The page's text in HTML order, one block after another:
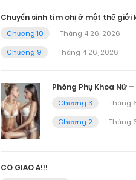
Chuyển sinh tìm chị ở một thế giới
Chương 10
Tháng 4 26, 2026
Chương 9
Tháng 4 26, 2026
Phòng Phụ Khoa Nữ –
Chương 3
Tháng
Chương 2
Tháng
CÔ GIÁO À!!!